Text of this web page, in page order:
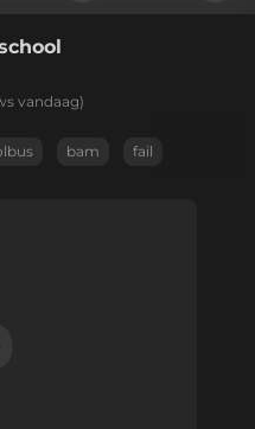
vandaag)
bam fail